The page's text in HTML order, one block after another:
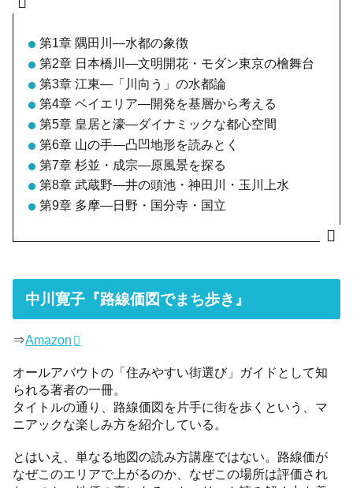
第1章 隅田川―水都の象徴
第2章 日本橋川―文明開花・モダン東京の檜舞台
第3章 江東―「川向う」の水都論
第4章 ベイエリア―開発を基層から考える
第5章 皇居と濠―ダイナミックな都心空間
第6章 山の手―凸凹地形を読みとく
第7章 杉並・成宗―原風景を探る
第8章 武蔵野―井の頭池・神田川・玉川上水
第9章 多摩―日野・国分寺・国立
中川寛子『路線価図でまち歩き』
⇒Amazon
オールアバウトの「住みやすい街選び」ガイドとして知
られる著者の一冊。
タイトルの通り、路線価図を片手に街を歩くという、マ
ニアックな楽しみ方を紹介している。
とはいえ、単なる地図の読み方講座ではない。路線価が
なぜこのエリアで上がるのか、なぜこの場所は評価され